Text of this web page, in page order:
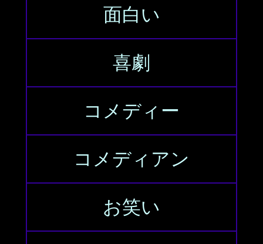
面白い
喜劇
コメディー
コメディアン
お笑い